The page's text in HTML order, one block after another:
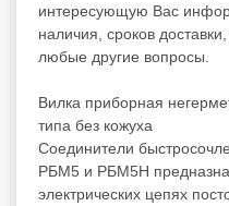
интересующую Вас
наличия, сроков
любые другие вопросы.
Вилка приборная
типа без кожуха
Соединители
РБМ5 и РБМ5Н
электрических цепях